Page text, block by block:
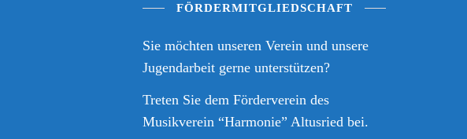
FÖRDERMITGLIEDSCHAFT
Sie möchten unseren Verein und unsere
Jugendarbeit gerne unterstützen?
Treten Sie dem Förderverein des
Musikverein “Harmonie” Altusried bei.